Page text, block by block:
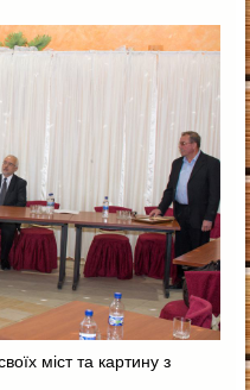
міст та картину з